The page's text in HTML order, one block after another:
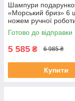
Шампури
«Морський бриз» 6
ножем ручної
шкіряному сагайдаку
Готово до відправки
5 585 ₴ 6 985 ₴
Купити